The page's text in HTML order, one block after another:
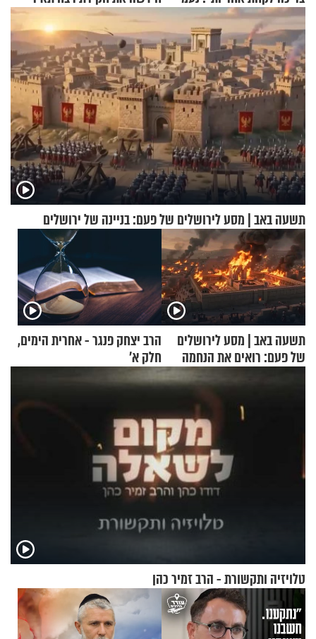
בנט בריאיון אישי
ראדה
תשעה באב | מסע לירושלים של פעם: בניינה של ירושלים
תשעה באב | מסע לירושלים
של פעם: רואים את הנחמה
הרב יצחק פנגר - אחרית הימים,
חלק א’
טלויזיה ותקשורת - הרב זמיר כהן